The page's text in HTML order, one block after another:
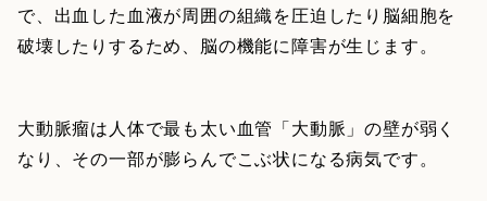
で、出血した血液が周囲の組織を圧迫したり脳細胞を
破壊したりするため、脳の機能に障害が生じます。
大動脈瘤は人体で最も太い血管「大動脈」の壁が弱く
なり、その一部が膨らんでこぶ状になる病気です。